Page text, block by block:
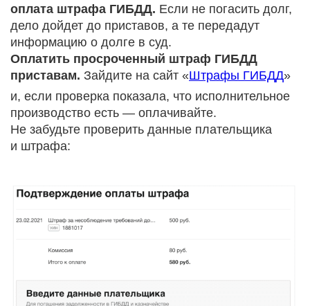
оплата штрафа ГИБДД. Если не погасить долг,
дело дойдет до приставов, а те передадут
информацию о долге в суд.
Оплатить просроченный штраф ГИБДД
приставам. Зайдите на сайт «Штрафы ГИБДД»
и, если проверка показала, что исполнительное
производство есть — оплачивайте.
Не забудьте проверить данные плательщика
и штрафа: